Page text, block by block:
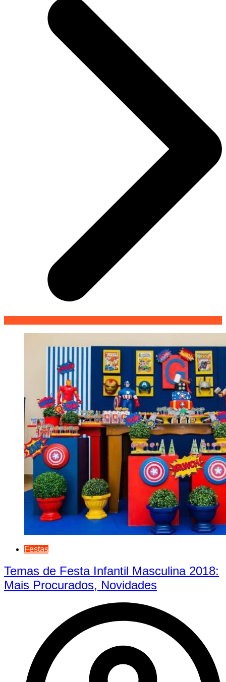
Festas
Temas de Festa Infantil Masculina 2018:
Mais Procurados, Novidades